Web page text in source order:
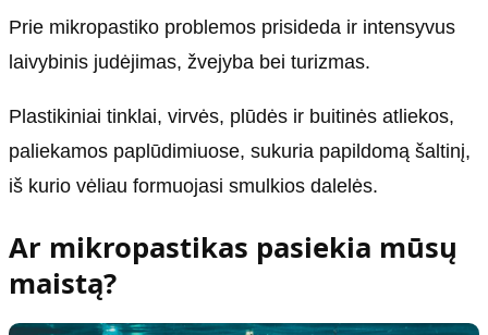
Prie mikropastiko problemos prisideda ir intensyvus
laivybinis judėjimas, žvejyba bei turizmas.
Plastikiniai tinklai, virvės, plūdės ir buitinės atliekos,
paliekamos paplūdimiuose, sukuria papildomą šaltinį,
iš kurio vėliau formuojasi smulkios dalelės.
Ar mikropastikas pasiekia mūsų
maistą?